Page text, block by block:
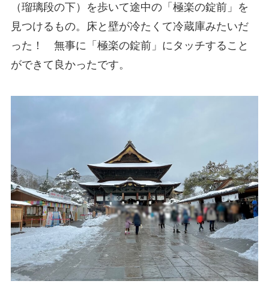
（瑠璃段の下）を歩いて途中の「極楽の錠前」を
見つけるもの。床と壁が冷たくて冷蔵庫みたいだ
った！ 無事に「極楽の錠前」にタッチすること
ができて良かったです。